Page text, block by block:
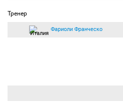
Тренер
Фариоли Франческо